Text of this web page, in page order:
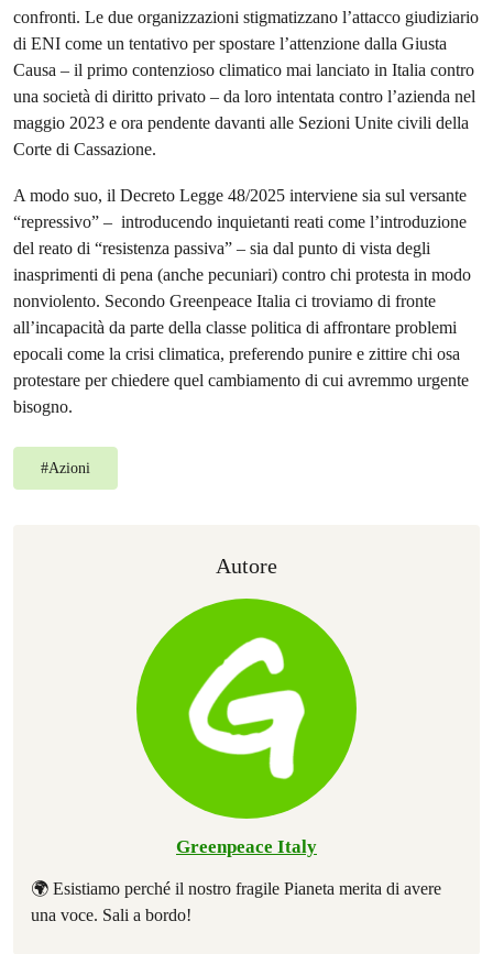
confronti. Le due organizzazioni stigmatizzano l’attacco giudiziario
di ENI come un tentativo per spostare l’attenzione dalla Giusta
Causa – il primo contenzioso climatico mai lanciato in Italia contro
una società di diritto privato – da loro intentata contro l’azienda nel
maggio 2023 e ora pendente davanti alle Sezioni Unite civili della
Corte di Cassazione.
A modo suo, il Decreto Legge 48/2025 interviene sia sul versante
“repressivo” – introducendo inquietanti reati come l’introduzione
del reato di “resistenza passiva” – sia dal punto di vista degli
inasprimenti di pena (anche pecuniari) contro chi protesta in modo
nonviolento. Secondo Greenpeace Italia ci troviamo di fronte
all’incapacità da parte della classe politica di affrontare problemi
epocali come la crisi climatica, preferendo punire e zittire chi osa
protestare per chiedere quel cambiamento di cui avremmo urgente
bisogno.
#Azioni
Autore
Greenpeace Italy
🌍 Esistiamo perché il nostro fragile Pianeta merita di avere
una voce. Sali a bordo!